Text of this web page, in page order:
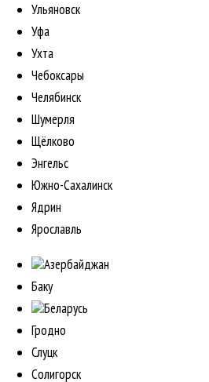
Ульяновск
Уфа
Ухта
Чебоксары
Челябинск
Шумерля
Щёлково
Энгельс
Южно-Сахалинск
Ядрин
Ярославль
Азербайджан
Баку
Беларусь
Гродно
Слуцк
Солигорск